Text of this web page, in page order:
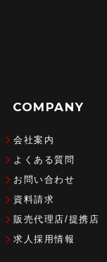
COMPANY
会社案内
よくある質問
お問い合わせ
資料請求
販売代理店/提携店
求人採用情報